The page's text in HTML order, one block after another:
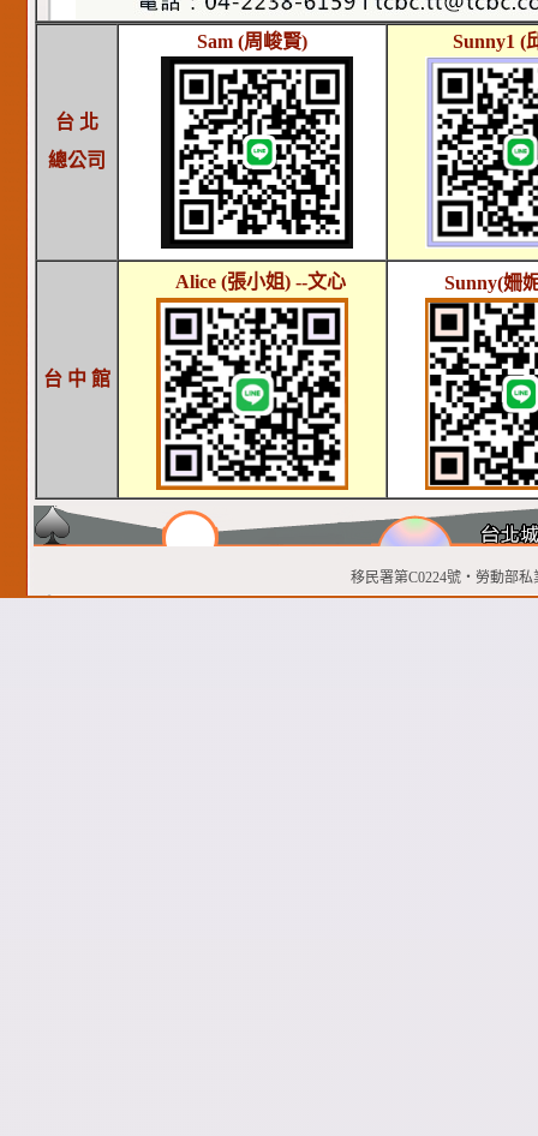
台 北
總公司
Sam (周峻賢) Sunny1 (
台 中 館
Alice (張小姐) --文心 Sunny(姍
移民署第C0224號‧勞動部私